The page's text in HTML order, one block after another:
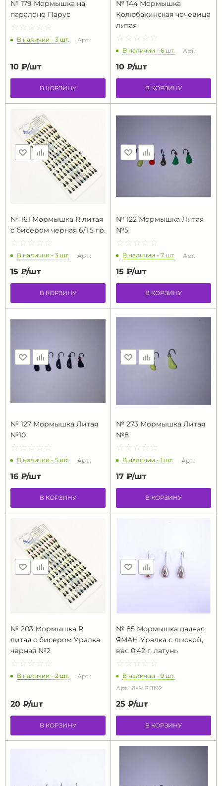
№ 179 Мормышка на
паралоне Парус
☆ ☆ ☆ ☆ ☆
★ ★ ★ ★ ★
В наличии - 3 шт. Арт.:
10 ₽/шт
В КОРЗИНУ
№ 144 Мормышка
Колюбакинская чечевица
литая
☆ ☆ ☆ ☆ ☆
★ ★ ★ ★ ★
В наличии - 6 шт. Арт.:
10 ₽/шт
В КОРЗИНУ
№ 161 Мормышка R литая
с бисером черная 6/1,5 гр.
☆ ☆ ☆ ☆ ☆
★ ★ ★ ★ ★
В наличии - 3 шт. Арт.:
15 ₽/шт
В КОРЗИНУ
№ 122 Мормышка Литая
№5
☆ ☆ ☆ ☆ ☆
★ ★ ★ ★ ★
В наличии - 7 шт. Арт.:
15 ₽/шт
В КОРЗИНУ
№ 127 Мормышка Литая
№10
☆ ☆ ☆ ☆ ☆
★ ★ ★ ★ ★
В наличии - 5 шт. Арт.:
16 ₽/шт
В КОРЗИНУ
№ 273 Мормышка Литая
№8
☆ ☆ ☆ ☆ ☆
★ ★ ★ ★ ★
В наличии - 1 шт. Арт.:
17 ₽/шт
В КОРЗИНУ
№ 203 Мормышка R
литая с бисером Уралка
черная №2
☆ ☆ ☆ ☆ ☆
★ ★ ★ ★ ★
В наличии - 2 шт. Арт.:
20 ₽/шт
В КОРЗИНУ
№ 85 Мормышка паяная
ЯМАН Уралка с лыской,
вес 0,42 г, латунь
☆ ☆ ☆ ☆ ☆
★ ★ ★ ★ ★
В наличии - 9 шт.
Арт.: Я-МРЛ192
25 ₽/шт
В КОРЗИНУ